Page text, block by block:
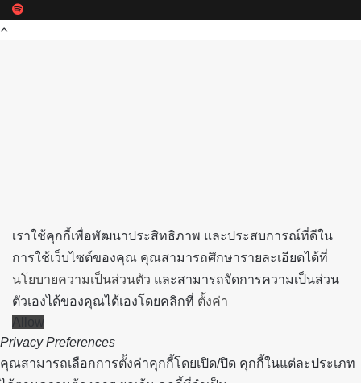
เราใช้คุกกี้เพื่อพัฒนาประสิทธิภาพ และประสบการณ์ที่ดีใน
การใช้เว็บไซต์ของคุณ คุณสามารถศึกษารายละเอียดได้ที่
นโยบายความเป็นส่วนตัว และสามารถจัดการความเป็นส่วน
ตัวเองได้ของคุณได้เองโดยคลิกที่ ตั้งค่า
Allow
Privacy Preferences
คุณสามารถเลือกการตั้งค่าคุกกี้โดยเปิด/ปิด คุกกี้ในแต่ละประเภท